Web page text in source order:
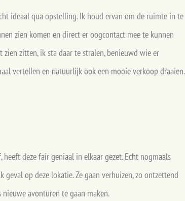
ideaal qua opstelling. Ik houd ervan om de ruimte in te
zien komen en direct er oogcontact mee te kunnen
zitten, ik sta daar te stralen, benieuwd wie er
vertellen en natuurlijk ook een mooie verkoop draaien.
heeft deze fair geniaal in elkaar gezet. Echt nogmaals
op deze lokatie. Ze gaan verhuizen, zo ontzettend
avonturen te gaan maken.